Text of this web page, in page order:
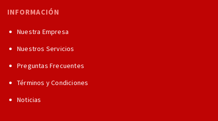
INFORMACIÓN
Nuestra Empresa
Nuestros Servicios
Preguntas Frecuentes
Términos y Condiciones
Noticias